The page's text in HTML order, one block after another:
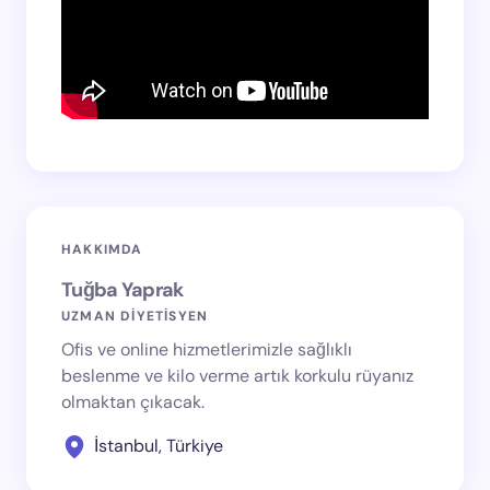
HAKKIMDA
Tuğba Yaprak
UZMAN DİYETİSYEN
Ofis ve online hizmetlerimizle sağlıklı
beslenme ve kilo verme artık korkulu rüyanız
olmaktan çıkacak.
İstanbul, Türkiye